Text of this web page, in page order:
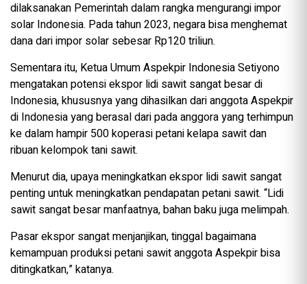
dilaksanakan Pemerintah dalam rangka mengurangi impor
solar Indonesia. Pada tahun 2023, negara bisa menghemat
dana dari impor solar sebesar Rp120 triliun.
Sementara itu, Ketua Umum Aspekpir Indonesia Setiyono
mengatakan potensi ekspor lidi sawit sangat besar di
Indonesia, khususnya yang dihasilkan dari anggota Aspekpir
di Indonesia yang berasal dari pada anggora yang terhimpun
ke dalam hampir 500 koperasi petani kelapa sawit dan
ribuan kelompok tani sawit.
Menurut dia, upaya meningkatkan ekspor lidi sawit sangat
penting untuk meningkatkan pendapatan petani sawit. “Lidi
sawit sangat besar manfaatnya, bahan baku juga melimpah.
Pasar ekspor sangat menjanjikan, tinggal bagaimana
kemampuan produksi petani sawit anggota Aspekpir bisa
ditingkatkan,” katanya.